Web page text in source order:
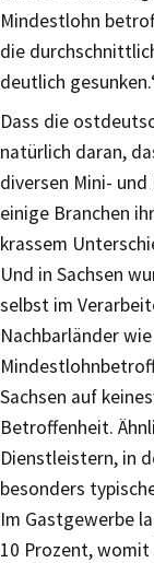
Mindestlohn
die
deutlich
Dass die
natürlich daran,
diversen Mini-
einige Branchen
krassem
Und in Sachsen
selbst im
Nachbarländer
Sachsen auf
Betroffenheit.
Dienstleistern, in
besonders
Im Gastgewerbe
10 Prozent, womit